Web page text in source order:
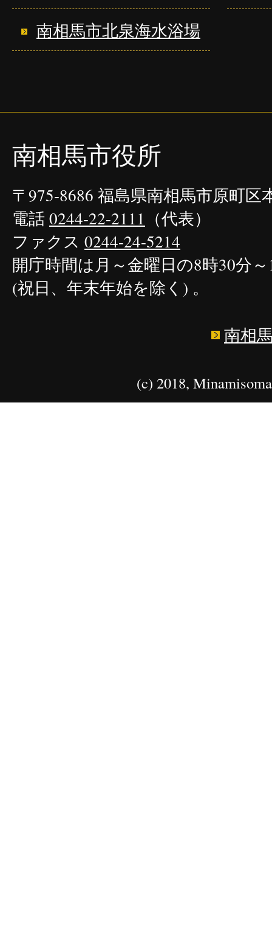
南相馬市北泉海水浴場
南相馬市役所
〒975-8686 福島県南相馬市原町区
電話0244-22-2111 （代表）
ファクス 0244-24-5214
開庁時間は月～金曜日の8時30分
(祝日、年末年始を除く) 。
南相
(c) 2018,